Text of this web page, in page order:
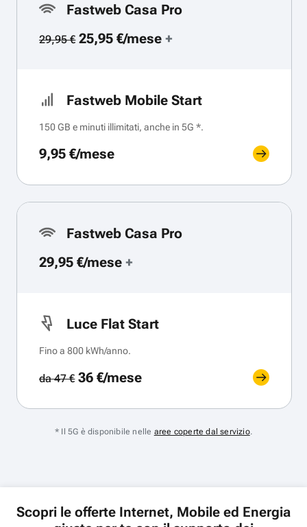
Fastweb Casa Pro
29,95 €25,95 €/mese+
Fastweb Mobile Start
150 GB e minuti illimitati, anche in 5G *.
9,95 €/mese
Fastweb Casa Pro
29,95 €/mese +
Luce Flat Start
Fino a 800 kWh/anno.
da 47 €36 €/mese
* Il 5G è disponibile nelle aree coperte dal servizio.
Scopri le offerte Internet, Mobile ed Energia